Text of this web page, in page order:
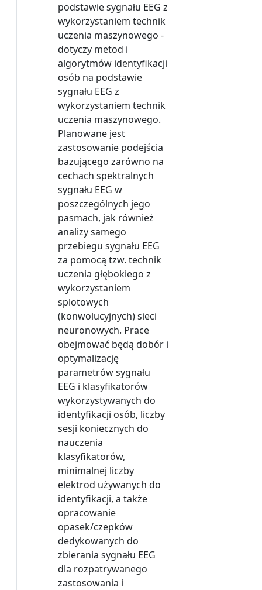
podstawie sygnału EEG z
wykorzystaniem technik
uczenia maszynowego -
dotyczy metod i
algorytmów identyfikacji
osób na podstawie
sygnału EEG z
wykorzystaniem technik
uczenia maszynowego.
Planowane jest
zastosowanie podejścia
bazującego zarówno na
cechach spektralnych
sygnału EEG w
poszczególnych jego
pasmach, jak również
analizy samego
przebiegu sygnału EEG
za pomocą tzw. technik
uczenia głębokiego z
wykorzystaniem
splotowych
(konwolucyjnych) sieci
neuronowych. Prace
obejmować będą dobór i
optymalizację
parametrów sygnału
EEG i klasyfikatorów
wykorzystywanych do
identyfikacji osób, liczby
sesji koniecznych do
nauczenia
klasyfikatorów,
minimalnej liczby
elektrod używanych do
identyfikacji, a także
opracowanie
opasek/czepków
dedykowanych do
zbierania sygnału EEG
dla rozpatrywanego
zastosowania i